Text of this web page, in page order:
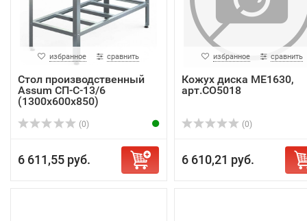
избранное сравнить
Стол производственный
Assum СП-С-13/6
(1300х600х850)
(0)
6 611,55 руб.
избранное сравнить
Кожух диска ME1630,
арт.CO5018
(0)
6 610,21 руб.